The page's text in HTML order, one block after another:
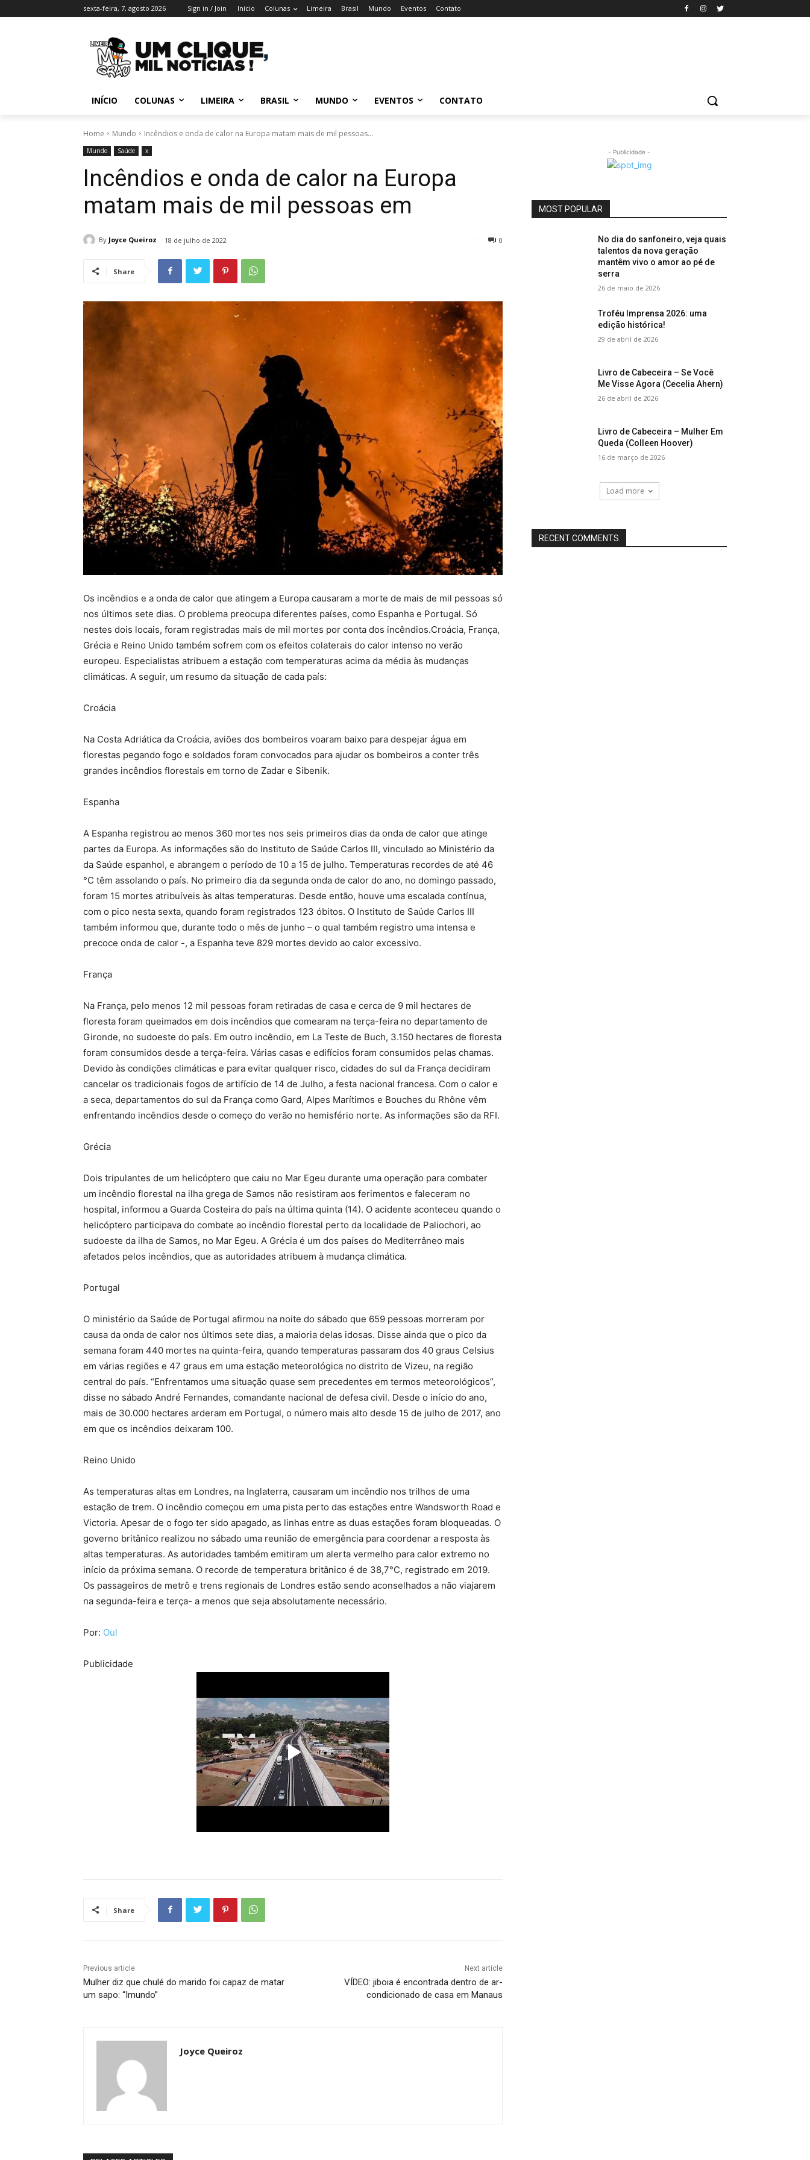
sexta-feira, 7, agosto 2026 Sign in / Join Início Colunas Limeira Brasil Mundo Eventos Contato
INÍCIO COLUNAS LIMEIRA BRASIL MUNDO EVENTOS CONTATO
Home Mundo Incêndios e onda de calor na Europa matam mais de mil pessoas...
Mundo Saúde x
Incêndios e onda de calor na Europa
matam mais de mil pessoas em
By Joyce Queiroz 18 de julho de 2022 0
Share
Os incêndios e a onda de calor que atingem a Europa causaram a morte de mais de mil pessoas só
nos últimos sete dias. O problema preocupa diferentes países, como Espanha e Portugal. Só
nestes dois locais, foram registradas mais de mil mortes por conta dos incêndios.Croácia, França,
Grécia e Reino Unido também sofrem com os efeitos colaterais do calor intenso no verão
europeu. Especialistas atribuem a estação com temperaturas acima da média às mudanças
climáticas. A seguir, um resumo da situação de cada país:
Croácia
Na Costa Adriática da Croácia, aviões dos bombeiros voaram baixo para despejar água em
florestas pegando fogo e soldados foram convocados para ajudar os bombeiros a conter três
grandes incêndios florestais em torno de Zadar e Sibenik.
Espanha
A Espanha registrou ao menos 360 mortes nos seis primeiros dias da onda de calor que atinge
partes da Europa. As informações são do Instituto de Saúde Carlos III, vinculado ao Ministério da
da Saúde espanhol, e abrangem o período de 10 a 15 de julho. Temperaturas recordes de até 46
°C têm assolando o país. No primeiro dia da segunda onda de calor do ano, no domingo passado,
foram 15 mortes atribuíveis às altas temperaturas. Desde então, houve uma escalada contínua,
com o pico nesta sexta, quando foram registrados 123 óbitos. O Instituto de Saúde Carlos III
também informou que, durante todo o mês de junho – o qual também registro uma intensa e
precoce onda de calor -, a Espanha teve 829 mortes devido ao calor excessivo.
França
Na França, pelo menos 12 mil pessoas foram retiradas de casa e cerca de 9 mil hectares de
floresta foram queimados em dois incêndios que comearam na terça-feira no departamento de
Gironde, no sudoeste do país. Em outro incêndio, em La Teste de Buch, 3.150 hectares de floresta
foram consumidos desde a terça-feira. Várias casas e edifícios foram consumidos pelas chamas.
Devido às condições climáticas e para evitar qualquer risco, cidades do sul da França decidiram
cancelar os tradicionais fogos de artifício de 14 de Julho, a festa nacional francesa. Com o calor e
a seca, departamentos do sul da França como Gard, Alpes Marítimos e Bouches du Rhône vêm
enfrentando incêndios desde o começo do verão no hemisfério norte. As informações são da RFI.
Grécia
Dois tripulantes de um helicóptero que caiu no Mar Egeu durante uma operação para combater
um incêndio florestal na ilha grega de Samos não resistiram aos ferimentos e faleceram no
hospital, informou a Guarda Costeira do país na última quinta (14). O acidente aconteceu quando o
helicóptero participava do combate ao incêndio florestal perto da localidade de Paliochori, ao
sudoeste da ilha de Samos, no Mar Egeu. A Grécia é um dos países do Mediterrâneo mais
afetados pelos incêndios, que as autoridades atribuem à mudança climática.
Portugal
O ministério da Saúde de Portugal afirmou na noite do sábado que 659 pessoas morreram por
causa da onda de calor nos últimos sete dias, a maioria delas idosas. Disse ainda que o pico da
semana foram 440 mortes na quinta-feira, quando temperaturas passaram dos 40 graus Celsius
em várias regiões e 47 graus em uma estação meteorológica no distrito de Vizeu, na região
central do país. “Enfrentamos uma situação quase sem precedentes em termos meteorológicos”,
disse no sábado André Fernandes, comandante nacional de defesa civil. Desde o início do ano,
mais de 30.000 hectares arderam em Portugal, o número mais alto desde 15 de julho de 2017, ano
em que os incêndios deixaram 100.
Reino Unido
As temperaturas altas em Londres, na Inglaterra, causaram um incêndio nos trilhos de uma
estação de trem. O incêndio começou em uma pista perto das estações entre Wandsworth Road e
Victoria. Apesar de o fogo ter sido apagado, as linhas entre as duas estações foram bloqueadas. O
governo britânico realizou no sábado uma reunião de emergência para coordenar a resposta às
altas temperaturas. As autoridades também emitiram um alerta vermelho para calor extremo no
início da próxima semana. O recorde de temperatura britânico é de 38,7°C, registrado em 2019.
Os passageiros de metrô e trens regionais de Londres estão sendo aconselhados a não viajarem
na segunda-feira e terça- a menos que seja absolutamente necessário.
Por: Oul
Publicidade
Share
Previous article
Mulher diz que chulé do marido foi capaz de matar
um sapo: “Imundo”
Next article
VÍDEO: jiboia é encontrada dentro de ar-
condicionado de casa em Manaus
Joyce Queiroz
- Publicidade -
MOST POPULAR
No dia do sanfoneiro, veja quais
talentos da nova geração
mantêm vivo o amor ao pé de
serra
26 de maio de 2026
Troféu Imprensa 2026: uma
edição histórica!
29 de abril de 2026
Livro de Cabeceira – Se Você
Me Visse Agora (Cecelia Ahern)
26 de abril de 2026
Livro de Cabeceira – Mulher Em
Queda (Colleen Hoover)
16 de março de 2026
Load more
RECENT COMMENTS